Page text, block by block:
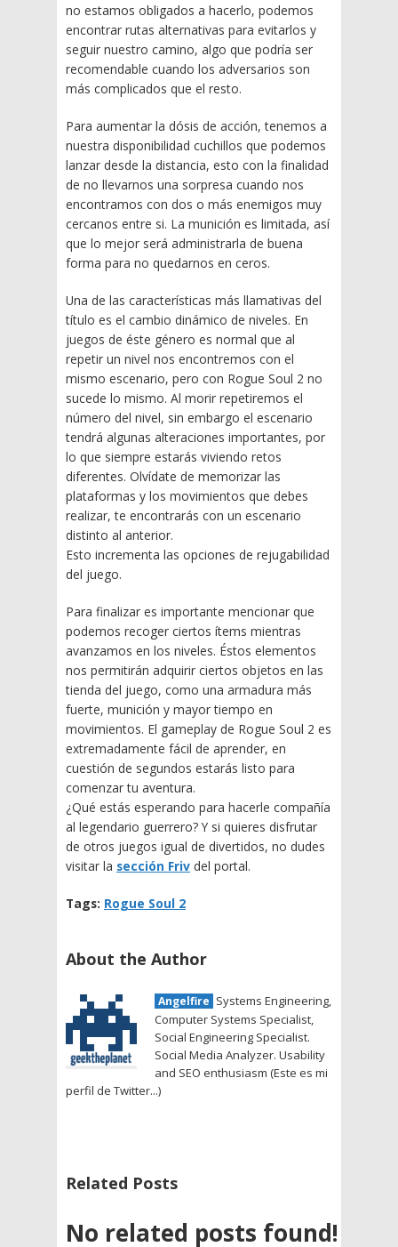
no estamos obligados a hacerlo, podemos
encontrar rutas alternativas para evitarlos y
seguir nuestro camino, algo que podría ser
recomendable cuando los adversarios son
más complicados que el resto.
Para aumentar la dósis de acción, tenemos a
nuestra disponibilidad cuchillos que podemos
lanzar desde la distancia, esto con la finalidad
de no llevarnos una sorpresa cuando nos
encontramos con dos o más enemigos muy
cercanos entre si. La munición es limitada, así
que lo mejor será administrarla de buena
forma para no quedarnos en ceros.
Una de las características más llamativas del
título es el cambio dinámico de niveles. En
juegos de éste género es normal que al
repetir un nivel nos encontremos con el
mismo escenario, pero con Rogue Soul 2 no
sucede lo mismo. Al morir repetiremos el
número del nivel, sin embargo el escenario
tendrá algunas alteraciones importantes, por
lo que siempre estarás viviendo retos
diferentes. Olvídate de memorizar las
plataformas y los movimientos que debes
realizar, te encontrarás con un escenario
distinto al anterior.
Esto incrementa las opciones de rejugabilidad
del juego.
Para finalizar es importante mencionar que
podemos recoger ciertos ítems mientras
avanzamos en los niveles. Éstos elementos
nos permitirán adquirir ciertos objetos en las
tienda del juego, como una armadura más
fuerte, munición y mayor tiempo en
movimientos. El gameplay de Rogue Soul 2 es
extremadamente fácil de aprender, en
cuestión de segundos estarás listo para
comenzar tu aventura.
¿Qué estás esperando para hacerle compañía
al legendario guerrero? Y si quieres disfrutar
de otros juegos igual de divertidos, no dudes
visitar la sección Friv del portal.
Tags: Rogue Soul 2
About the Author
Angelfire Systems Engineering,
Computer Systems Specialist,
Social Engineering Specialist.
Social Media Analyzer. Usability
and SEO enthusiasm (Este es mi
perfil de Twitter...)
Related Posts
No related posts found!